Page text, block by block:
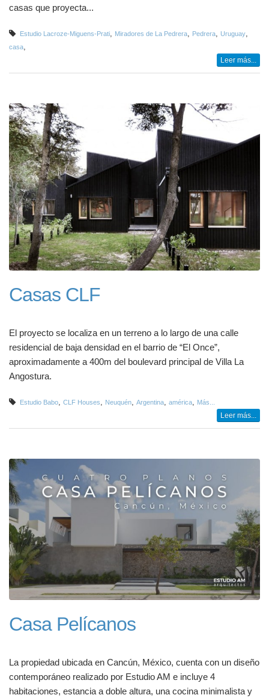
casas que proyecta...
Estudio Lacroze-Miguens-Prati Miradores de La Pedrera Pedrera Uruguay
casa
Leer más...
Casas CLF
El proyecto se localiza en un terreno a lo largo de una calle
residencial de baja densidad en el barrio de “El Once”,
aproximadamente a 400m del boulevard principal de Villa La
Angostura.
Estudio Babo CLF Houses Neuquén Argentina américa Más...
Leer más...
Casa Pelícanos
La propiedad ubicada en Cancún, México, cuenta con un diseño
contemporáneo realizado por Estudio AM e incluye 4
habitaciones, estancia a doble altura, una cocina minimalista y